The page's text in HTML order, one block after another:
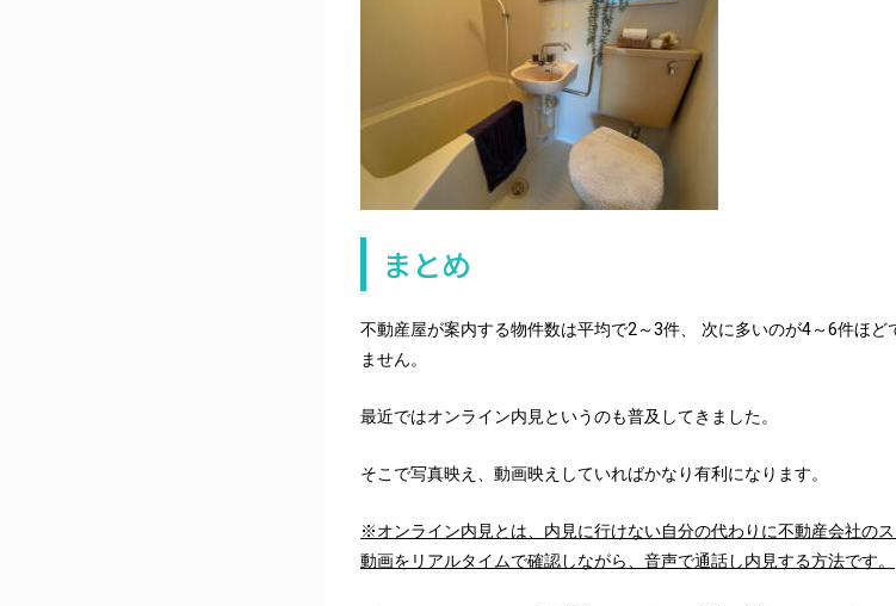
まとめ
不動産屋が案内する物件数は平均で2～3件、 次に多いのが4～6件ほ
ません。
最近ではオンライン内見というのも普及してきました。
そこで写真映え、動画映えしていればかなり有利になります。
※オンライン内見とは、内見に行けない自分の代わりに不動産会社の
動画をリアルタイムで確認しながら、音声で通話し内見する方法です。